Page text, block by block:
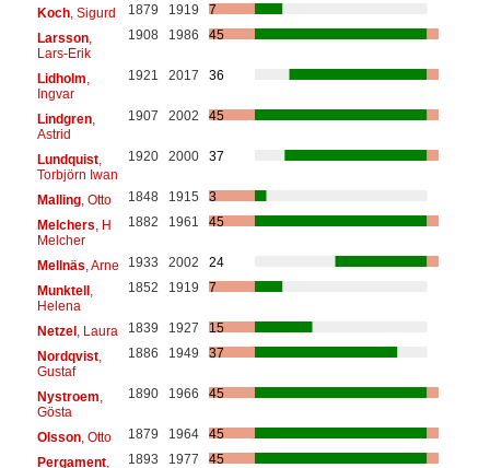
Koch, Sigurd 1879 1919
7
Larsson,
Lars-Erik
1908 1986 45
Lidholm
Ingvar
1921 2017 36
Lindgren,
Astrid
1907 2002 45
Lundquist,
Torbjörn Iwan
1920 2000 37
Malling, Otto 1848 1915
3
Melchers , H
Melcher
1882 1961 45
Mellnäs , Arne 1933 2002
24
Munktell,
Helena
1852 1919 7
Netzel, Laura 1839 1927
15
Nordqvist,
Gustaf
1886 1949 37
Nystroem
Gösta
1890 1966 45
Olsson, Otto 1879 1964
45
Pergament,
1893 1977 45